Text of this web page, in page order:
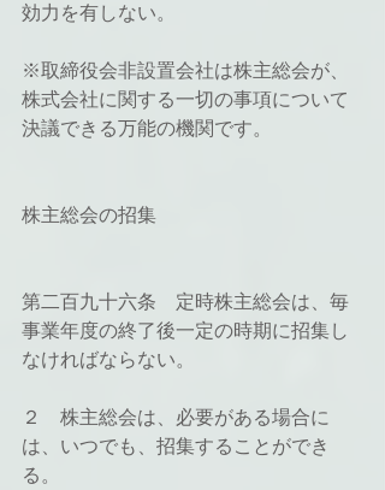
効力を有しない。
※取締役会非設置会社は株主総会が、
株式会社に関する一切の事項について
決議できる万能の機関です。
株主総会の招集
第二百九十六条　定時株主総会は、毎
事業年度の終了後一定の時期に招集し
なければならない。
２　株主総会は、必要がある場合に
は、いつでも、招集することができ
る。